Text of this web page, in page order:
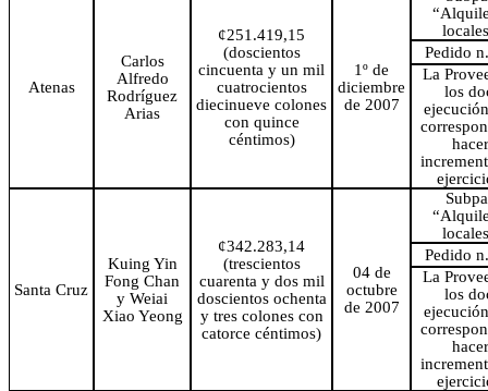
Atenas
Carlos
Alfredo
Rodríguez
Arias
¢251.419,15
(doscientos
cincuenta y un mil
cuatrocientos
diecinueve colones
con quince
céntimos)
1º de
diciembre
de 2007
Pedido
La
los
Santa Cruz
Kuing Yin
Fong Chan
y Weiai
Xiao Yeong
¢342.283,14
(trescientos
cuarenta y dos mil
doscientos ochenta
y tres colones con
catorce céntimos)
04 de
octubre
de 2007
Pedido
La
los